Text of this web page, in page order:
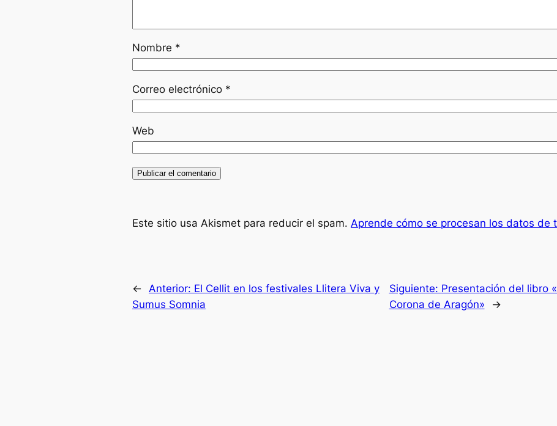
Nombre *
Correo electrónico *
Web
Este sitio usa Akismet para reducir el spam. Aprende cómo se procesan los datos de
← Anterior: El Cellit en los festivales Llitera Viva y
Sumus Somnia
Siguiente: Presentación del libro
Corona de Aragón»
→